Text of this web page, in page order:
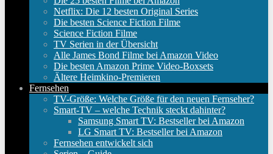
Netflix: Die 12 besten Original Series
Die besten Science Fiction Filme
Science Fiction Filme
TV Serien in der Übersicht
Alle James Bond Filme bei Amazon Video
Die besten Amazon Prime Video-Boxsets
Ältere Heimkino-Premieren
Fernsehen
TV-Größe: Welche Größe für den neuen Fernseher?
Smart-TV – welche Technik steckt dahinter?
Samsung Smart TV: Bestseller bei Amazon
LG Smart TV: Bestseller bei Amazon
Fernsehen entwickelt sich